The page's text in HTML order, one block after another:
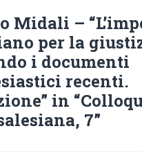
Midali –
per la
i documenti
recenti.
in
7”